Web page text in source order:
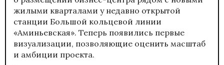
жилыми кварталами у недавно открытой
станции Большой кольцевой линии
«Аминьевская». Теперь появились первые
визуализации, позволяющие оценить масштаб
и амбиции проекта.